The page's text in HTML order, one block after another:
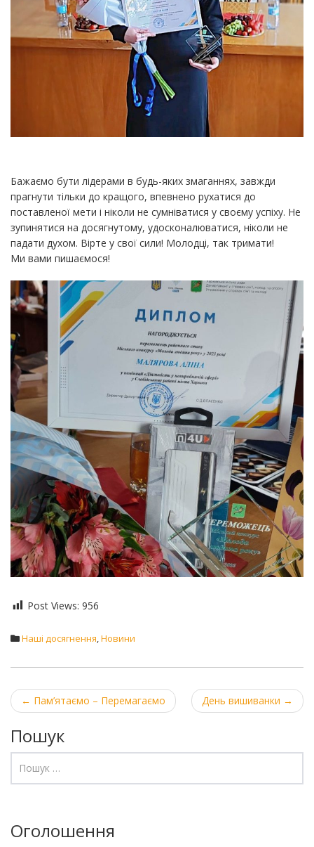
Бажаємо бути лідерами в будь-яких змаганнях, завжди
прагнути тільки до кращого, впевнено рухатися до
поставленої мети і ніколи не сумніватися у своєму успіху. Не
зупинятися на досягнутому, удосконалюватися, ніколи не
падати духом. Вірте у свої сили! Молодці, так тримати!
Ми вами пишаємося!
Post Views: 956
Наші досягнення,Новини
Post
navigation
← Пам’ятаємо – Перемагаємо День вишиванки →
Пошук
Оголошення